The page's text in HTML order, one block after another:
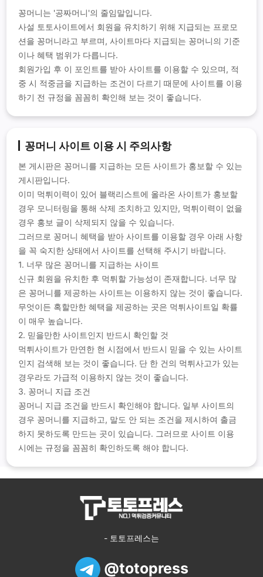
꽁머니는 '공짜머니'의 줄임말입니다.
사설 토토사이트에서 회원을 유치하기 위해 지급되는 프로모
션을 꽁머니라고 부르며, 사이트마다 지급되는 꽁머니의 기준
이나 혜택 범위가 다릅니다.
회원가입 후 이 포인트를 받아 사이트를 이용할 수 있으며, 적
중 시 적중금을 지급하는 조건이 다르기 때문에 사이트를 이용
하기 전 규정을 꼼꼼히 확인해 보는 것이 좋습니다.
꽁머니 사이트 이용 시 주의사항
본 게시판은 꽁머니를 지급하는 모든 사이트가 홍보할 수 있는
게시판입니다.
이미 먹튀이력이 있어 블랙리스트에 올라온 사이트가 홍보할
경우 모니터링을 통해 삭제 조치하고 있지만, 먹튀이력이 없을
경우 홍보 글이 삭제되지 않을 수 있습니다.
그러므로 꽁머니 혜택을 받아 사이트를 이용할 경우 아래 사항
을 꼭 숙지한 상태에서 사이트를 선택해 주시기 바랍니다.
1. 너무 많은 꽁머니를 지급하는 사이트
신규 회원을 유치한 후 먹튀할 가능성이 존재합니다. 너무 많
은 꽁머니를 제공하는 사이트는 이용하지 않는 것이 좋습니다.
무엇이든 혹할만한 혜택을 제공하는 곳은 먹튀사이트일 확률
이 매우 높습니다.
2. 믿을만한 사이트인지 반드시 확인할 것
먹튀사이트가 만연한 현 시점에서 반드시 믿을 수 있는 사이트
인지 검색해 보는 것이 좋습니다. 단 한 건의 먹튀사고가 있는
경우라도 가급적 이용하지 않는 것이 좋습니다.
3. 꽁머니 지급 조건
꽁머니 지급 조건을 반드시 확인해야 합니다. 일부 사이트의
경우 꽁머니를 지급하고, 말도 안 되는 조건을 제시하여 출금
하지 못하도록 만드는 곳이 있습니다. 그러므로 사이트 이용
시에는 규정을 꼼꼼히 확인하도록 해야 합니다.
- 토토프레스는
@totopress